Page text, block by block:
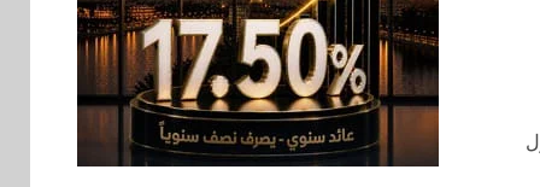
2030 في التحول
7
فيكسد مصر و”حلول”
تتشاركان في تطوير
أول منصة للسياحة
الصحية في مصر
والشرق الأوسط
وأفريقيا Tour4Cure